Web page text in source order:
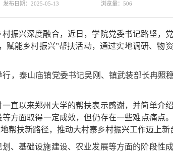
发布日期：2025-05-13 浏览量： 506
振兴深度融合， 近日 ，学院党委书记路坚，
， 赋能乡村振兴”帮扶活动，通过实地调研、物
行，泰山庙镇党委书记吴刚、 镇武装部长冉照稳
一直以来郑州大学的帮扶表示感谢，并简单介
方面取得一定成效，但仍存在一些难点痛点
帮扶新路径，推动大村寨乡村振兴工作迈上新
、 基础设施建设、农业发展等方面的阶段性